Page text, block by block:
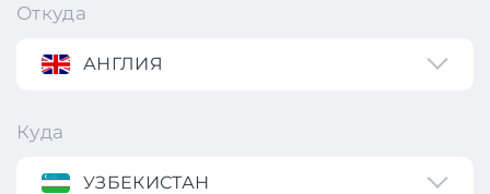
Откуда
АНГЛИЯ
Куда
УЗБЕКИСТАН